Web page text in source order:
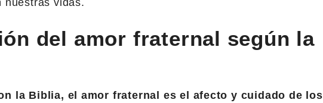
del amor fraternal según la
la Biblia, el amor fraternal es el afecto y cuidado de los